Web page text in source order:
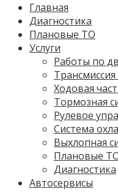
Главная
Диагностика
Плановые ТО
Услуги
Работы по
Ходовая
Тормозная
Рулевое
Система
Выхлопная
Плановые
Диагностика
Автосервисы